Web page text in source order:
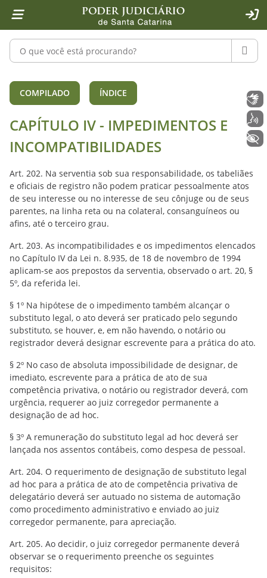
1 Ir para o conteúdo
2 Ir para a ferramenta de acessibilidade - Rybená
4 Ir para o menu principal
5 Ir para a pesquisa
6 Ir para o rodapé
7 Ir para a página inicial
Pesquisar no portal
CAPÍTULO IV - IMPEDIMENTOS E
COMPILADO ÍNDICE
CAPÍTULO IV - IMPEDIMENTOS E
INCOMPATIBILIDADES
Art. 202. Na serventia sob sua responsabilidade, os tabeliães
e oficiais de registro não podem praticar pessoalmente atos
de seu interesse ou no interesse de seu cônjuge ou de seus
parentes, na linha reta ou na colateral, consanguíneos ou
afins, até o terceiro grau.
Art. 203. As incompatibilidades e os impedimentos elencados
no Capítulo IV da Lei n. 8.935, de 18 de novembro de 1994
aplicam-se aos prepostos da serventia, observado o art. 20, §
5º, da referida lei.
§ 1º Na hipótese de o impedimento também alcançar o
substituto legal, o ato deverá ser praticado pelo segundo
substituto, se houver, e, em não havendo, o notário ou
registrador deverá designar escrevente para a prática do ato.
§ 2º No caso de absoluta impossibilidade de designar, de
imediato, escrevente para a prática de ato de sua
competência privativa, o notário ou registrador deverá, com
urgência, requerer ao juiz corregedor permanente a
designação de ad hoc.
§ 3º A remuneração do substituto legal ad hoc deverá ser
lançada nos assentos contábeis, como despesa de pessoal.
Art. 204. O requerimento de designação de substituto legal
ad hoc para a prática de ato de competência privativa de
delegatário deverá ser autuado no sistema de automação
como procedimento administrativo e enviado ao juiz
corregedor permanente, para apreciação.
Art. 205. Ao decidir, o juiz corregedor permanente deverá
observar se o requerimento preenche os seguintes
requisitos:
Voz